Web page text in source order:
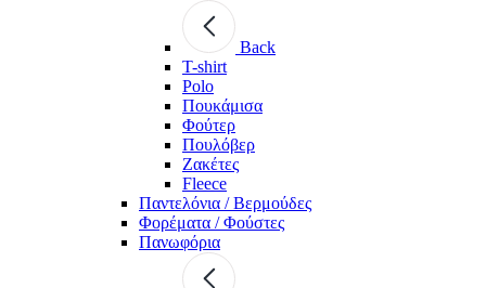
Back
T-shirt
Polo
Πουκάμισα
Φούτερ
Πουλόβερ
Ζακέτες
Fleece
Παντελόνια / Βερμούδες
Φορέματα / Φούστες
Πανωφόρια